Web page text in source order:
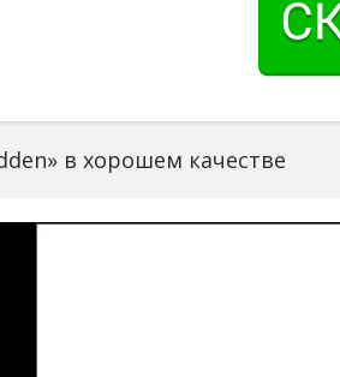
в хорошем качестве